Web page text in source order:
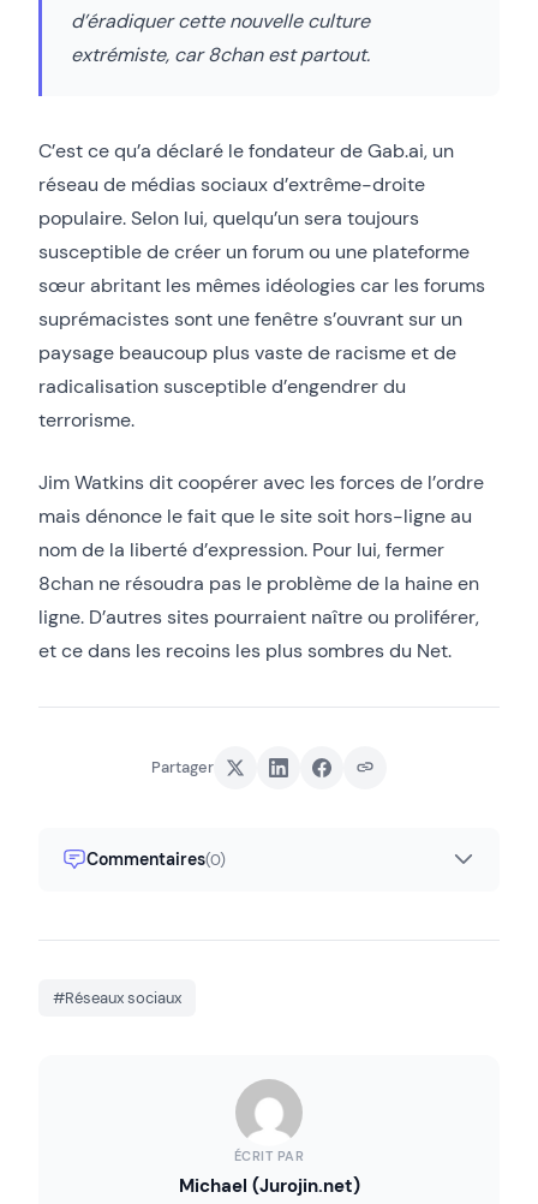
d’éradiquer cette nouvelle culture
extrémiste, car 8chan est partout.
C’est ce qu’a déclaré le fondateur de Gab.ai, un
réseau de médias sociaux d’extrême-droite
populaire. Selon lui, quelqu’un sera toujours
susceptible de créer un forum ou une plateforme
sœur abritant les mêmes idéologies car les forums
suprémacistes sont une fenêtre s’ouvrant sur un
paysage beaucoup plus vaste de racisme et de
radicalisation susceptible d’engendrer du
terrorisme.
Jim Watkins dit coopérer avec les forces de l’ordre
mais dénonce le fait que le site soit hors-ligne au
nom de la liberté d’expression. Pour lui, fermer
8chan ne résoudra pas le problème de la haine en
ligne. D’autres sites pourraient naître ou proliférer,
et ce dans les recoins les plus sombres du Net.
Partager
Commentaires(0)
#Réseaux sociaux
ÉCRIT PAR
Michael (Jurojin.net)